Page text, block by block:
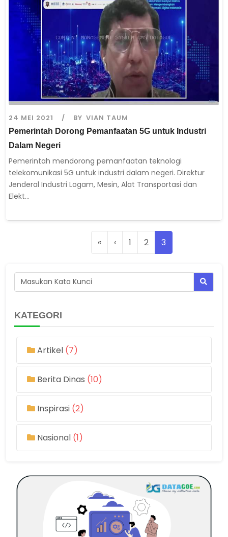
24 MEI 2021 BY VIAN TAUM
Pemerintah Dorong Pemanfaatan 5G untuk Industri
Dalam Negeri
Pemerintah mendorong pemanfaatan teknologi
telekomunikasi 5G untuk industri dalam negeri. Direktur
Jenderal Industri Logam, Mesin, Alat Transportasi dan
Elekt...
« ‹ 1 2 3
KATEGORI
Artikel (7)
Berita Dinas (10)
Inspirasi (2)
Nasional (1)